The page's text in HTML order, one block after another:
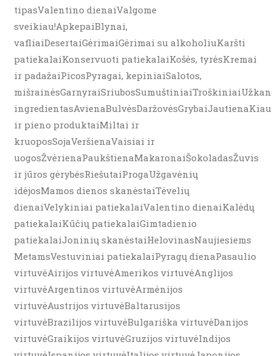
tipasValentino dienaiValgome
sveikiau!ApkepaiBlynai,
vafliaiDesertaiGėrimaiGėrimai su alkoholiuKaršti
patiekalaiKonservuoti patiekalaiKošės, tyrėsKremai
ir padažaiPicosPyragai, kepiniaiSalotos,
ir pieno produktaiMiltai ir
kruoposSojaVeršienaVaisiai ir
uogosŽvėrienaPaukštienaMakaronaiŠokoladasŽuvis
ir jūros gėrybėsRiešutaiProgaUžgavėnių
idėjosMamos dienos skanėstaiTėvelių
dienaiVelykiniai patiekalaiValentino dienaiKalėdų
patiekalaiKūčių patiekalaiGimtadienio
patiekalaiJoninių skanėstaiHelovinasNaujiesiems
MetamsVestuviniai patiekalaiPyragų dienaPasaulio
virtuvėAirijos virtuvėAmerikos virtuvėAnglijos
virtuvėArgentinos virtuvėArmėnijos
virtuvėAustrijos virtuvėBaltarusijos
virtuvėBrazilijos virtuvėBulgariška virtuvėDanijos
virtuvėGraikijos virtuvėGruzijos virtuvėIndijos